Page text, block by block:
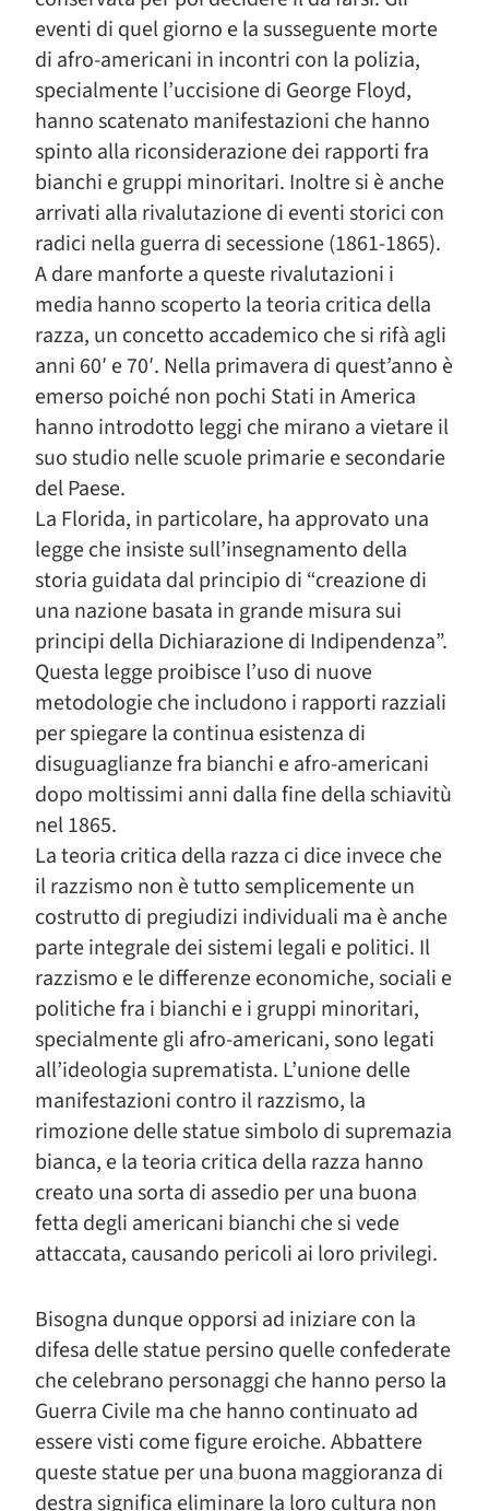
eventi di quel giorno e la susseguente morte
di afro-americani in incontri con la polizia,
specialmente l’uccisione di George Floyd,
hanno scatenato manifestazioni che hanno
spinto alla riconsiderazione dei rapporti fra
bianchi e gruppi minoritari. Inoltre si è anche
arrivati alla rivalutazione di eventi storici con
radici nella guerra di secessione (1861-1865).
A dare manforte a queste rivalutazioni i
media hanno scoperto la teoria critica della
razza, un concetto accademico che si rifà agli
anni 60′ e 70′. Nella primavera di quest’anno è
emerso poiché non pochi Stati in America
hanno introdotto leggi che mirano a vietare il
suo studio nelle scuole primarie e secondarie
del Paese.
La Florida, in particolare, ha approvato una
legge che insiste sull’insegnamento della
storia guidata dal principio di “creazione di
una nazione basata in grande misura sui
principi della Dichiarazione di Indipendenza”.
Questa legge proibisce l’uso di nuove
metodologie che includono i rapporti razziali
per spiegare la continua esistenza di
disuguaglianze fra bianchi e afro-americani
dopo moltissimi anni dalla fine della schiavitù
nel 1865.
La teoria critica della razza ci dice invece che
il razzismo non è tutto semplicemente un
costrutto di pregiudizi individuali ma è anche
parte integrale dei sistemi legali e politici. Il
razzismo e le differenze economiche, sociali e
politiche fra i bianchi e i gruppi minoritari,
specialmente gli afro-americani, sono legati
all’ideologia suprematista. L’unione delle
manifestazioni contro il razzismo, la
rimozione delle statue simbolo di supremazia
bianca, e la teoria critica della razza hanno
creato una sorta di assedio per una buona
fetta degli americani bianchi che si vede
attaccata, causando pericoli ai loro privilegi.
Bisogna dunque opporsi ad iniziare con la
difesa delle statue persino quelle confederate
che celebrano personaggi che hanno perso la
Guerra Civile ma che hanno continuato ad
essere visti come figure eroiche. Abbattere
queste statue per una buona maggioranza di
destra significa eliminare la loro cultura non